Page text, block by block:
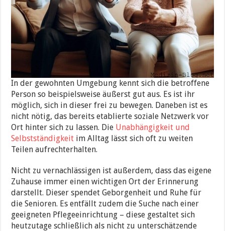
In der gewohnten Umgebung kennt sich die betroffene
Person so beispielsweise äußerst gut aus. Es ist ihr
möglich, sich in dieser frei zu bewegen. Daneben ist es
nicht nötig, das bereits etablierte soziale Netzwerk vor
Ort hinter sich zu lassen. Die Unabhängigkeit und
Selbstständigkeit im Alltag lässt sich oft zu weiten
Teilen aufrechterhalten.
Nicht zu vernachlässigen ist außerdem, dass das eigene
Zuhause immer einen wichtigen Ort der Erinnerung
darstellt. Dieser spendet Geborgenheit und Ruhe für
die Senioren. Es entfällt zudem die Suche nach einer
geeigneten Pflegeeinrichtung – diese gestaltet sich
heutzutage schließlich als nicht zu unterschätzende